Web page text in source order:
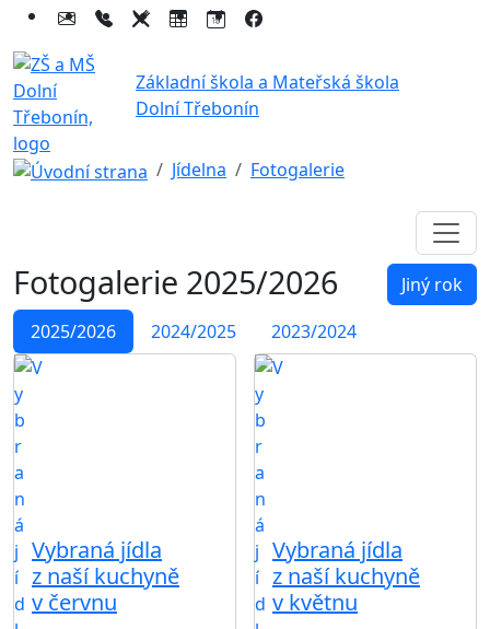
Základní škola a Mateřská škola
Dolní Třebonín
Jídelna Fotogalerie
Fotogalerie 2025/2026
Jiný rok
2025/2026
2024/2025 2023/2024
Vybraná jídla
z naší kuchyně
v červnu
Vybraná jídla
z naší kuchyně
v květnu